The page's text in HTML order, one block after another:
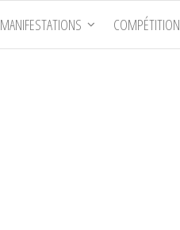
MANIFESTATIONS COMPÉTITION